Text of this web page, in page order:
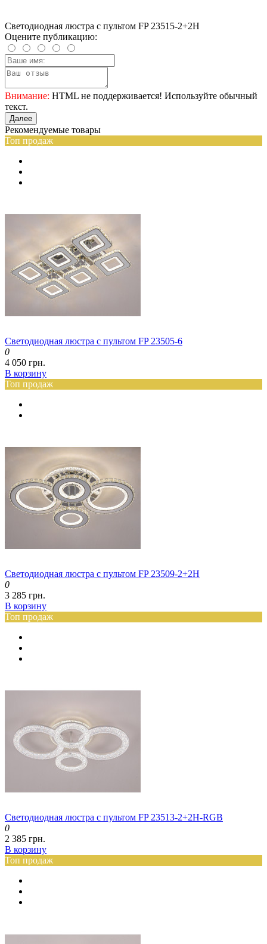
Светодиодная люстра с пультом FP 23515-2+2H
Оцените публикацию:
Внимание: HTML не поддерживается! Используйте обычный
текст.
Далее
Рекомендуемые товары
Топ продаж
Светодиодная люстра с пультом FP 23505-6
0
4 050 грн.
В корзину
Топ продаж
Светодиодная люстра с пультом FP 23509-2+2H
0
3 285 грн.
В корзину
Топ продаж
Светодиодная люстра с пультом FP 23513-2+2H-RGB
0
2 385 грн.
В корзину
Топ продаж